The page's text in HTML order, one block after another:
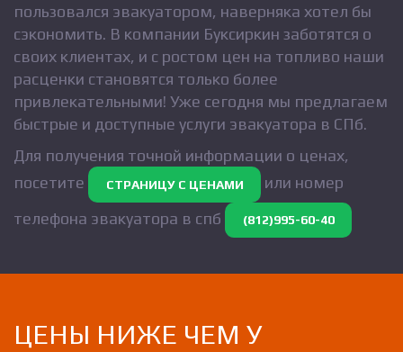
пользовался эвакуатором, наверняка хотел бы
сэкономить. В компании Буксиркин заботятся о
своих клиентах, и с ростом цен на топливо наши
расценки становятся только более
привлекательными! Уже сегодня мы предлагаем
быстрые и доступные услуги эвакуатора в СПб.
Для получения точной информации о ценах,
посетите
СТРАНИЦУ С ЦЕНАМИ
или номер
телефона эвакуатора в спб
(812)995-60-40
ЦЕНЫ НИЖЕ ЧЕМ У